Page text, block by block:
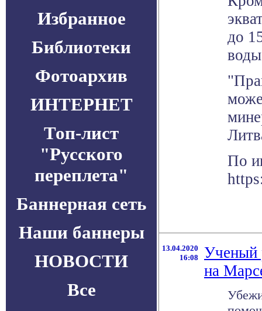
Избранное
Библиотеки
Фотоархив
ИНТЕРНЕТ
Топ-лист
"Русского
переплета"
Баннерная сеть
Наши баннеры
НОВОСТИ
Все
до
По
13.04.2020
16:08
Ученый
на